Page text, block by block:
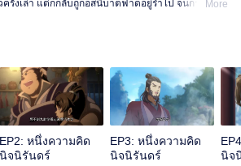
ครั้งเล่า แต่ก็กลับถูกอสนีบาตฟาดอยู่ร่ำไป จนกระทั่งMore
EP2: หนึ่งความคิด
นิจนิรันดร์
EP3: หนึ่งความคิด
นิจนิรันดร์
นิจ